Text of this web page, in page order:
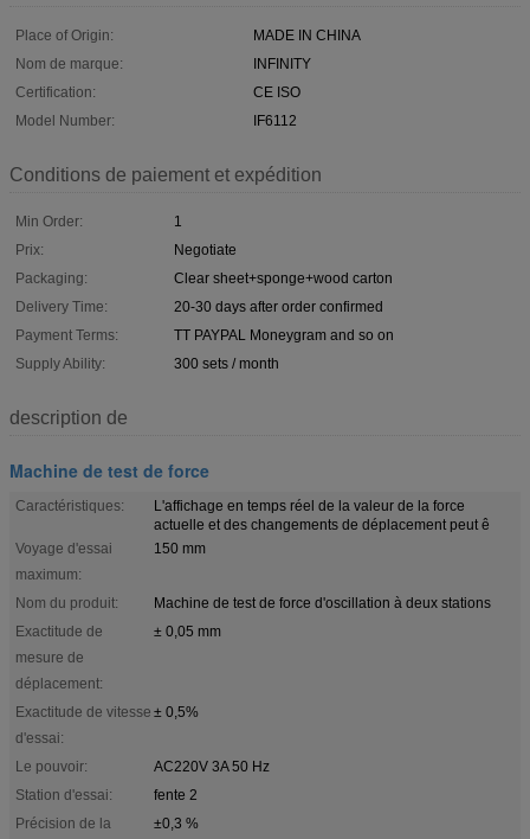
Place of Origin:
MADE IN CHINA
Nom de marque:
INFINITY
Certification:
CE ISO
Model Number:
IF6112
Conditions de paiement et expédition
Min Order:
1
Prix:
Negotiate
Packaging:
Clear sheet+sponge+wood carton
Delivery Time:
20-30 days after order confirmed
Payment Terms:
TT PAYPAL Moneygram and so on
Supply Ability:
300 sets / month
description de
Machine de test de force
Caractéristiques:
L'affichage en temps réel de la valeur de la force
actuelle et des changements de déplacement peut ê
Voyage d'essai
maximum:
150 mm
Nom du produit:
Machine de test de force d'oscillation à deux stations
Exactitude de
mesure de
déplacement:
± 0,05 mm
Exactitude de vitesse
d'essai:
± 0,5%
Le pouvoir:
AC220V 3A 50 Hz
Station d'essai:
fente 2
Précision de la
±0,3 %